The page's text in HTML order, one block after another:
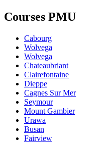
Courses PMU
Cabourg
Wolvega
Wolvega
Chateaubriant
Clairefontaine
Dieppe
Cagnes Sur Mer
Seymour
Mount Gambier
Urawa
Busan
Fairview